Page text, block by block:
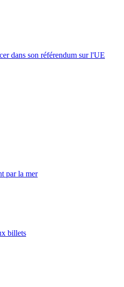
dans son référendum sur l'UE
par la mer
billets